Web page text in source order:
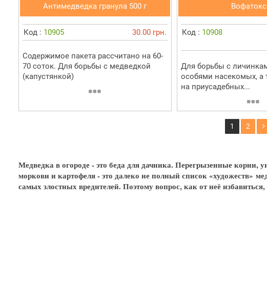
Антимедведка гранула 500 г
Код : 10905 30.00 грн.
Содержимое пакета рассчитано на 60-
70 соток. Для борьбы с медведкой
(капустянкой)
Вофатокс
Код : 10908
Для борьбы с
особями насекомых, а
на приусадебных...
1 2
Медведка в огороде - это беда для дачника. Перегрызенные
моркови и картофеля - это далеко не полный список «художеств»
самых злостных вредителей. Поэтому вопрос, как от неё